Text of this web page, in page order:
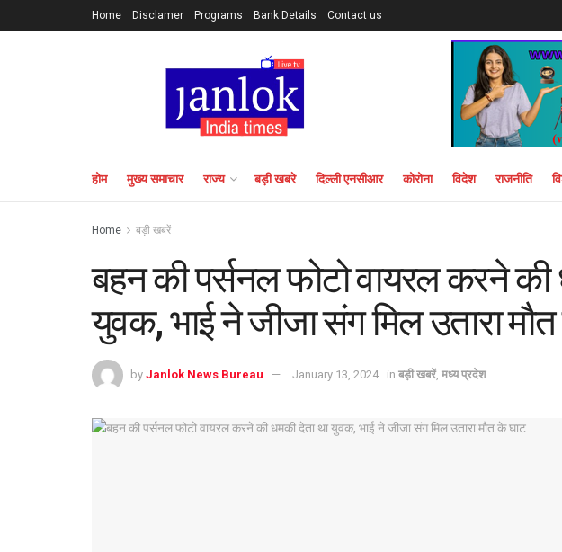
Home Disclamer Programs Bank Details Contact us
होम मुख्य समाचार राज्य बड़ी खबरे दिल्ली एनसीआर कोरोना विदेश राजनीति
Home बड़ी खबरें
बहन की पर्सनल फोटो वायरल करने की
युवक, भाई ने जीजा संग मिल उतारा
by Janlok News Bureau January 13, 2024 in बड़ी खबरें, मध्य प्रदेश